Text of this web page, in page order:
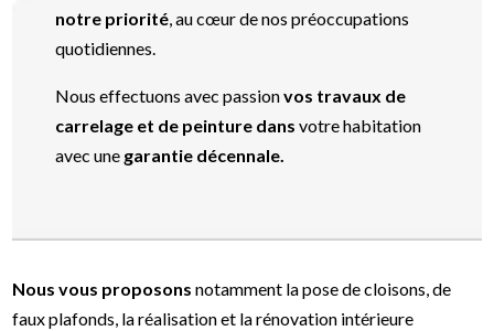
notre priorité, au cœur de nos préoccupations
quotidiennes.
Nous effectuons avec passionvos travaux de
carrelage et de peinture dans votre habitation
avec une garantie décennale.
Nous vous proposonsnotamment la pose de cloisons, de
faux plafonds, la réalisation et la rénovation intérieure